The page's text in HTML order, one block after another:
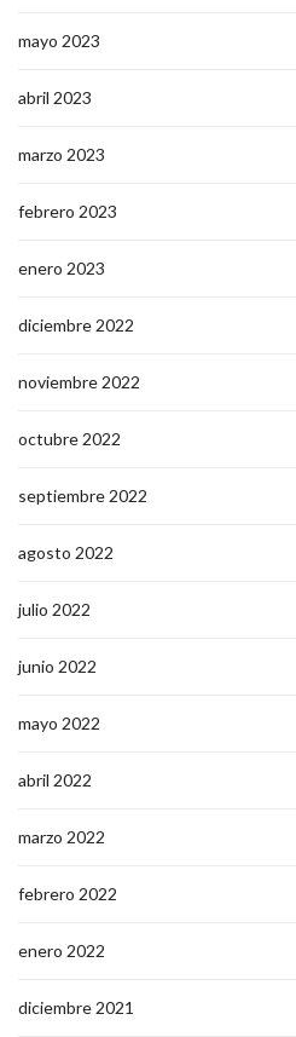
mayo 2023
abril 2023
marzo 2023
febrero 2023
enero 2023
diciembre 2022
noviembre 2022
octubre 2022
septiembre 2022
agosto 2022
julio 2022
junio 2022
mayo 2022
abril 2022
marzo 2022
febrero 2022
enero 2022
diciembre 2021